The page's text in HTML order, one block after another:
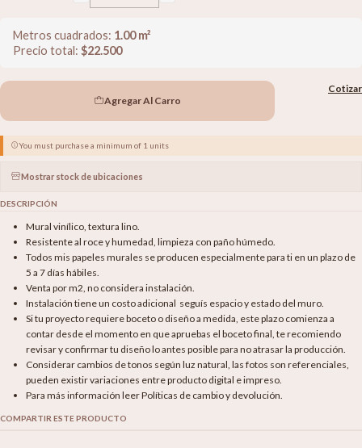
Metros cuadrados: 1.00m²
Precio total: $22.500
Agregar Al Carro
Cotizar
You must purchase a minimum of 1 units
Mostrar stock de ubicaciones
DESCRIPCIÓN
Mural vinílico, textura lino.
Resistente al roce y humedad, limpieza con paño húmedo.
Todos mis papeles murales se producen especialmente para ti en un plazo de
5 a 7 días hábiles.
Venta por m2, no considera instalación.
Instalación tiene un costo adicional seguís espacio y estado del muro.
Si tu proyecto requiere boceto o diseño a medida, este plazo comienza a
contar desde el momento en que apruebas el boceto final, te recomiendo
revisar y confirmar tu diseño lo antes posible para no atrasar la producción.
Considerar cambios de tonos según luz natural, las fotos son referenciales,
pueden existir variaciones entre producto digital e impreso.
Para más información leer Políticas de cambio y devolución.
COMPARTIR ESTE PRODUCTO